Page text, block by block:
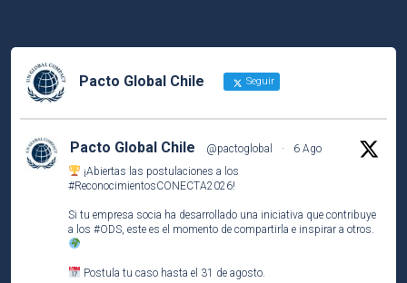
Pacto Global Chile Seguir
Pacto Global Chile @pactoglobal ·
6 Ago
¡Abiertas las postulaciones a los
#ReconocimientosCONECTA2026!
Si tu empresa socia ha desarrollado una iniciativa que contribuye
a los #ODS, este es el momento de compartirla e inspirar a otros.
Postula tu caso hasta el 31 de agosto.